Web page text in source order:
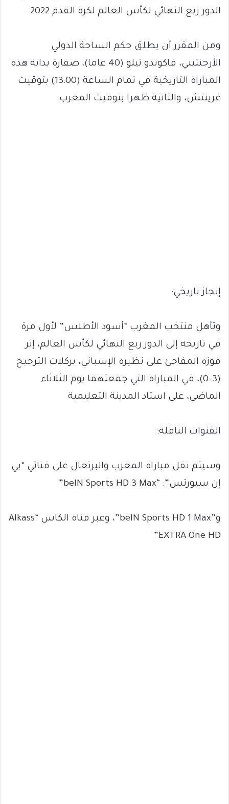
الدور ربع النهائي لكأس العالم لكرة القدم 2022
ومن المقرر أن يطلق حكم الساحة الدولي
الأرجنتيني، فاكوندو تيلو (40 عاما)، صفارة بداية هذه
المباراة التاريخية في تمام الساعة (13:00) بتوقيت
غرينتش، والثانية ظهرا بتوقيت المغرب
إنجاز تاريخي:
وتأهل منتخب المغرب “أسود الأطلس” لأول مرة
في تاريخه إلى الدور ربع النهائي لكأس العالم، إثر
فوزه المفاجئ على نظيره الإسباني، بركلات الترجيح
(3-0)، في المباراة التي جمعتهما يوم الثلاثاء
الماضي، على استاد المدينة التعليمية
القنوات الناقلة:
وسيتم نقل مباراة المغرب والبرتغال على قناتي “بي
إن سبورتس”: “beIN Sports HD 3 Max”
و”beIN Sports HD 1 Max”، وعبر قناة الكاس “Alkass
EXTRA One HD”